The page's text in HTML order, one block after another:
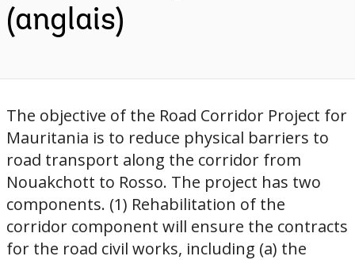
(anglais)
The objective of the Road Corridor Project for
Mauritania is to reduce physical barriers to
road transport along the corridor from
Nouakchott to Rosso. The project has two
components. (1) Rehabilitation of the
corridor component will ensure the contracts
for the road civil works, including (a) the